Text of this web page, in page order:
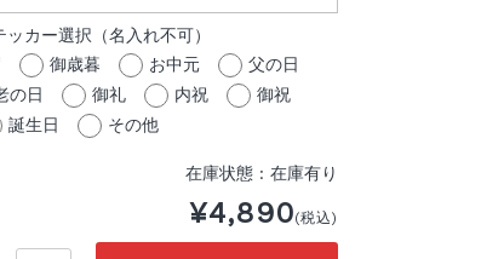
ッカー選択（名入れ不可）
御歳暮 お中元
父の日
の日 御礼 内祝
御祝
誕生日
その他
在庫状態 : 在庫有り
¥4,890(税込)